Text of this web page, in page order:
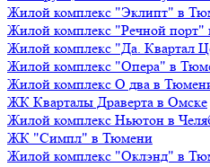
Жилой комплекс "Эклипт" в
Жилой комплекс "Речной
Жилой комплекс "Да. Квартал
Жилой комплекс "Опера" в
Жилой комплекс О два в
ЖК Кварталы Драверта в Омске
Жилой комплекс Ньютон в
ЖК "Симпл" в Тюмени
Жилой комплекс "Оклэнд" в